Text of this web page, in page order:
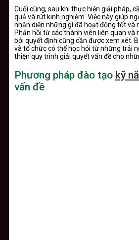
Cuối cùng, sau khi thực hiện giải pháp,
quả và rút kinh nghiệm. Việc này giúp
nhận diện những gì đã hoạt động tốt và
Phản hồi từ các thành viên liên quan và
bởi quyết định cũng cần được xem xét.
và tổ chức có thể học hỏi từ những trải
thiện quy trình giải quyết vấn đề cho
Phương pháp đào tạo kỹ
vấn đề